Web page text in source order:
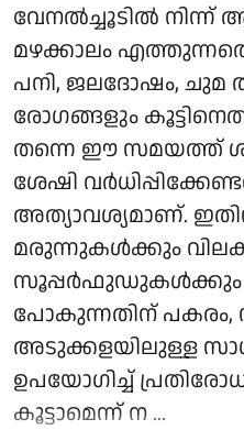
വേനൽച്ചൂടിൽ
മഴക്കാലം
പനി, ജലദോഷം, ചുമ
രോഗങ്ങളും
തന്നെ ഈ സമയത്ത്
ശേഷി
അത്യാവശ്യമാണ്.
മരുന്നുകൾക്കും
സൂപ്പർഫുഡുകൾക്കും
പോകുന്നതിന് പകരം,
അടുക്കളയിലുള്ള
ഉപയോഗിച്ച്
കൂട്ടാമെന്ന് ന ...